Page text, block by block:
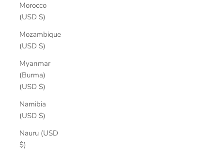
Morocco
(USD $)
Mozambique
(USD $)
Myanmar
(Burma)
(USD $)
Namibia
(USD $)
Nauru (USD
$)